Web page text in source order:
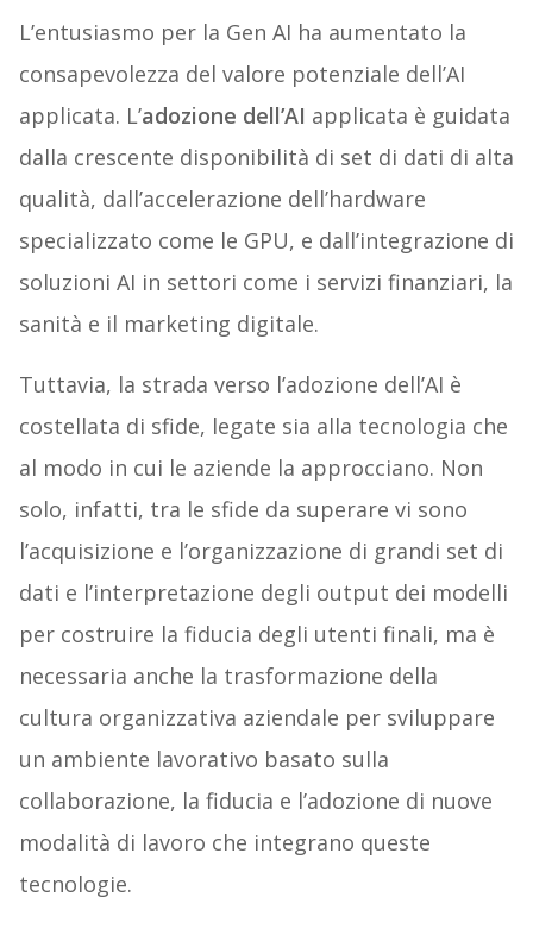
L’entusiasmo per la Gen AI ha aumentato la
consapevolezza del valore potenziale dell’AI
applicata. L’adozione dell’AI applicata è guidata
dalla crescente disponibilità di set di dati di alta
qualità, dall’accelerazione dell’hardware
specializzato come le GPU, e dall’integrazione di
soluzioni AI in settori come i servizi finanziari, la
sanità e il marketing digitale.
Tuttavia, la strada verso l’adozione dell’AI è
costellata di sfide, legate sia alla tecnologia che
al modo in cui le aziende la approcciano. Non
solo, infatti, tra le sfide da superare vi sono
l’acquisizione e l’organizzazione di grandi set di
dati e l’interpretazione degli output dei modelli
per costruire la fiducia degli utenti finali, ma è
necessaria anche la trasformazione della
cultura organizzativa aziendale per sviluppare
un ambiente lavorativo basato sulla
collaborazione, la fiducia e l’adozione di nuove
modalità di lavoro che integrano queste
tecnologie.